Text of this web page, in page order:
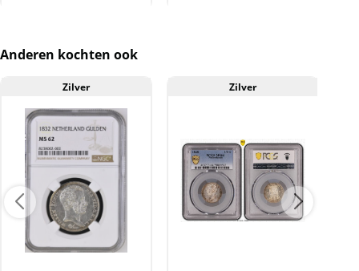
factuur vermeld worden. De prijs op de
Anderen kochten ook
Zilver Zilver